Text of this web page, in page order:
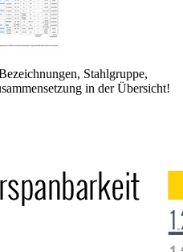
Stahlgruppe,
in der Übersicht!